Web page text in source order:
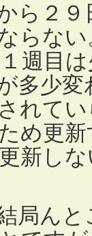
ら２
らない
週目
多少
れて
め更
新し
局ん